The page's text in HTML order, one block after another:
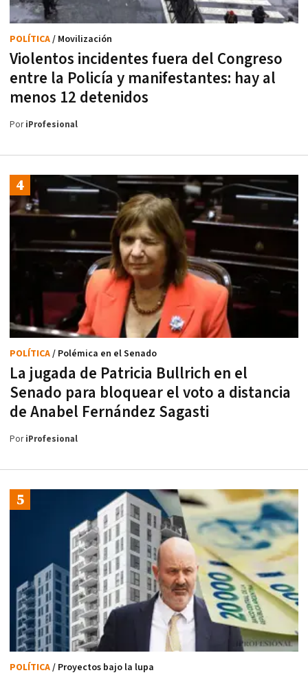
Violentos incidentes fuera del Congreso
entre la Policía y manifestantes: hay al
menos 12 detenidos
POLÍTICA/ Movilización
PoriProfesional
La jugada de Patricia Bullrich en el
Senado para bloquear el voto a distancia
de Anabel Fernández Sagasti
POLÍTICA/ Polémica en el Senado
PoriProfesional
POLÍTICA/ Proyectos bajo la lupa